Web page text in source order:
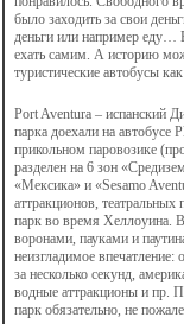
было заходить за свои
деньги или например
ехать самим. А историю
туристические автобусы
Port Aventura – испанский
парка доехали на автобусе
прикольном паровозике
разделен на 6 зон
«Мексика» и «Sesamo
аттракционов,
парк во время Хеллоуина.
воронами, пауками и
неизгладимое
за несколько секунд,
водные аттракционы и пр.
парк обязательно, не